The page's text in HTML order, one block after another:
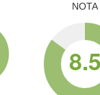
NOTA
8.5